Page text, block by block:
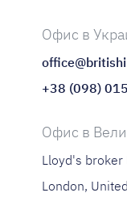
Офис в
+38 (098)
Офис в
Lloyd's broker
London,